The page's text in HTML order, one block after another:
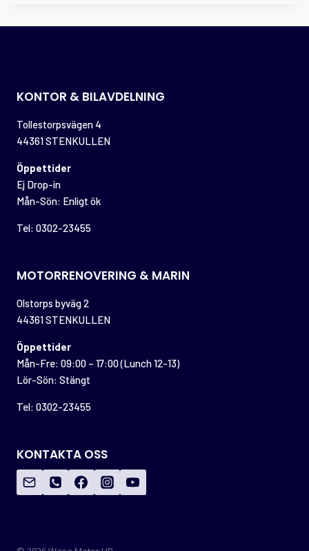
KONTOR & BILAVDELNING
Tollestorpsvägen 4
44361 STENKULLEN
Öppettider
Ej Drop-in
Mån-Sön: Enligt ök
Tel: 0302-23455
MOTORRENOVERING & MARIN
Olstorps byväg 2
44361 STENKULLEN
Öppettider
Mån-Fre: 09:00 – 17:00 (Lunch 12-13)
Lör-Sön: Stängt
Tel: 0302-23455
KONTAKTA OSS